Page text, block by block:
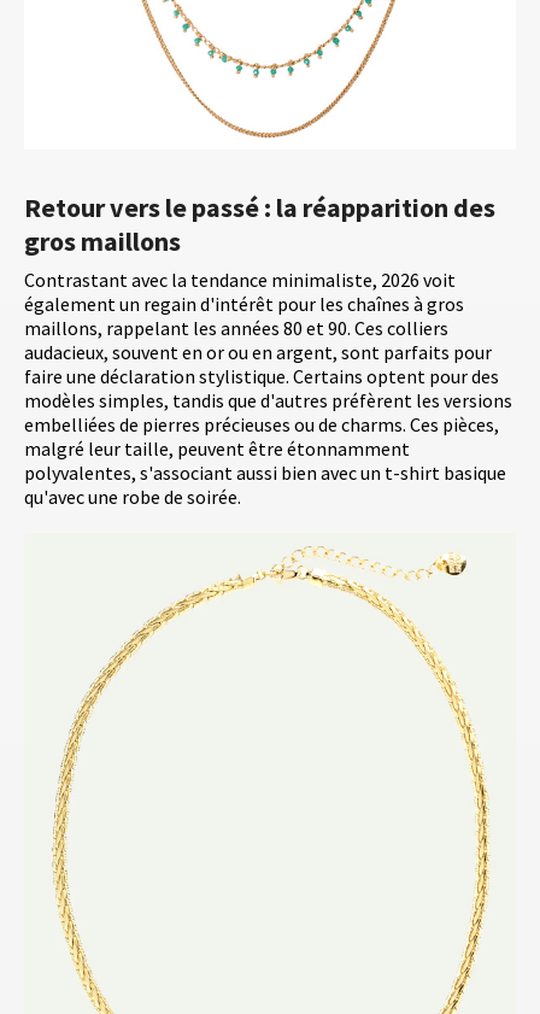
Retour vers le passé : la réapparition des
gros maillons
Contrastant avec la tendance minimaliste, 2026 voit
également un regain d'intérêt pour les chaînes à gros
maillons, rappelant les années 80 et 90. Ces colliers
audacieux, souvent en or ou en argent, sont parfaits pour
faire une déclaration stylistique. Certains optent pour des
modèles simples, tandis que d'autres préfèrent les versions
embelliées de pierres précieuses ou de charms. Ces pièces,
malgré leur taille, peuvent être étonnamment
polyvalentes, s'associant aussi bien avec un t-shirt basique
qu'avec une robe de soirée.